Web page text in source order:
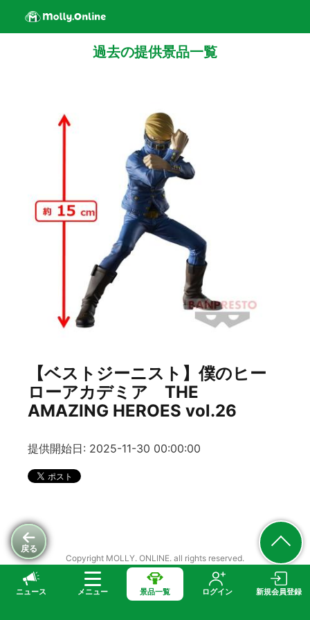
ニュース メニュー 景品一覧 ログイン 新規会員登録
戻る
過去の提供景品一覧
【ベストジーニスト】僕のヒー
ローアカデミア THE
AMAZING HEROES vol.26
提供開始日: 2025-11-30 00:00:00
Copyright MOLLY. ONLINE. all rights reserved.